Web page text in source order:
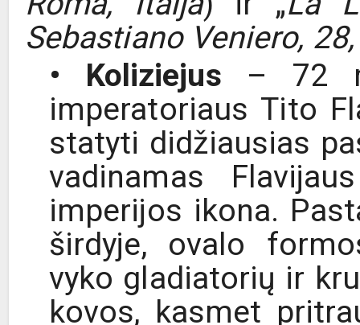
Sebastiano Veniero,
• Koliziejus – 72
imperatoriaus Tito
statyti didžiausias
vadinamas
imperijos ikona.
širdyje, ovalo
vyko gladiatorių ir
kovos, kasmet